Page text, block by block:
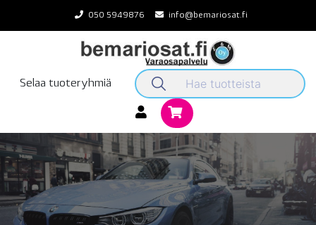
content
050 5949876 info@bemariosat.fi
Selaa tuoteryhmiä